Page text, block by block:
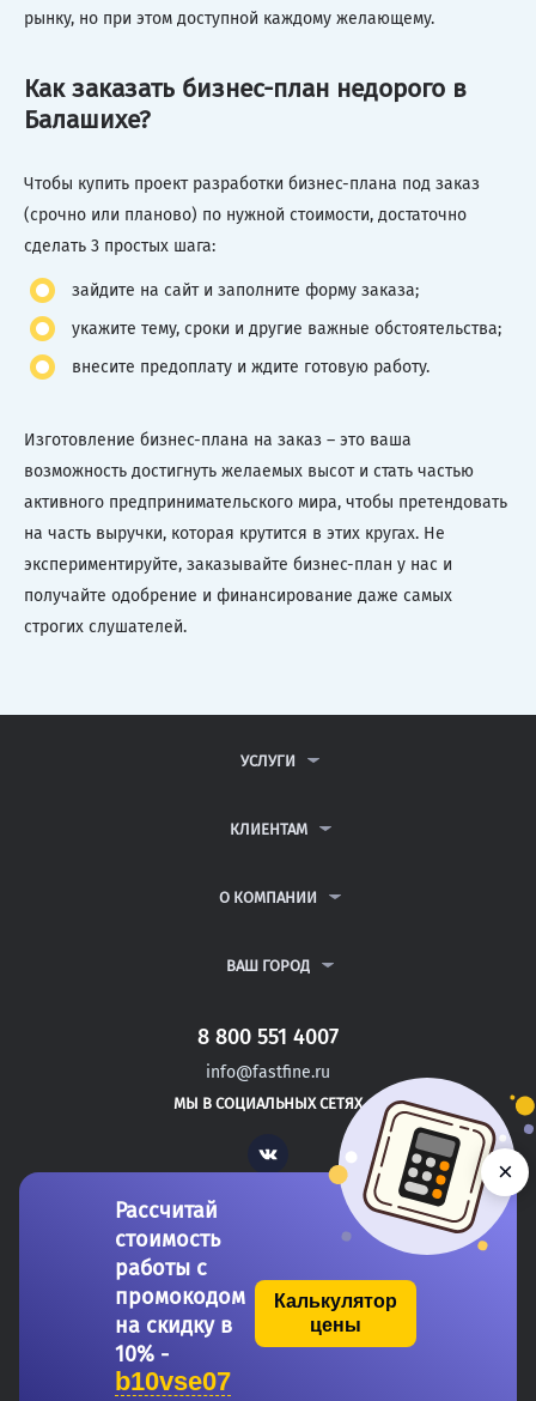
рынку, но при этом доступной каждому желающему.
Как заказать бизнес-план недорого в
Балашихе?
Чтобы купить проект разработки бизнес-плана под заказ
(срочно или планово) по нужной стоимости, достаточно
сделать 3 простых шага:
зайдите на сайт и заполните форму заказа;
укажите тему, сроки и другие важные обстоятельства;
внесите предоплату и ждите готовую работу.
Изготовление бизнес-плана на заказ – это ваша
возможность достигнуть желаемых высот и стать частью
активного предпринимательского мира, чтобы претендовать
на часть выручки, которая крутится в этих кругах. Не
экспериментируйте, заказывайте бизнес-план у нас и
получайте одобрение и финансирование даже самых
строгих слушателей.
УСЛУГИ
ДИПЛОМНЫЕ РАБОТЫ
РЕФЕРАТЫ
КЛИЕНТАМ
ВОПРОСЫ И ОТВЕТЫ
ПОЛИТИКА КОНФИДЕНЦИАЛЬНОСТИ
О КОМПАНИИ
КОНТАКТЫ
ВАШ ГОРОД
САНКТ-ПЕТЕРБУРГ
КЛИН
ПУШКИН
8 800 551 4007
info@fastfine.ru
МЫ В СОЦИАЛЬНЫХ СЕТЯХ
Vk
Copyright 2011-2026 FastFine.ru
Рассчитай
стоимость
работы с
промокодом
на скидку в
10% -
b10vse07
Калькулятор
цены
×